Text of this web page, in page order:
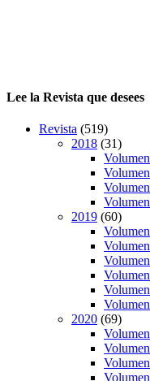
Lee la Revista que desees
Revista (519)
2018 (31)
2019 (60)
2020 (69)